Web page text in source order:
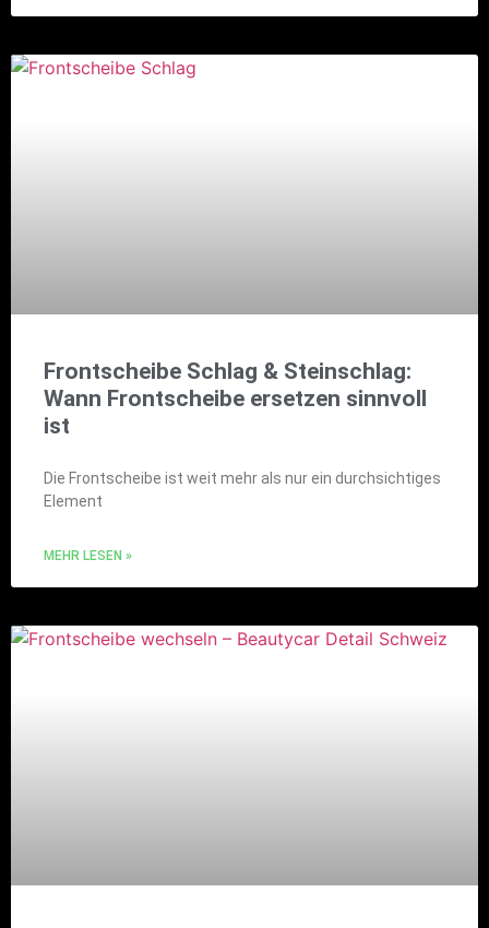
Frontscheibe Schlag & Steinschlag:
Wann Frontscheibe ersetzen sinnvoll
ist
Die Frontscheibe ist weit mehr als nur ein durchsichtiges
Element
MEHR LESEN »